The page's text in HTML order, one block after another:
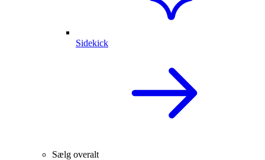
Sidekick
Sælg overalt